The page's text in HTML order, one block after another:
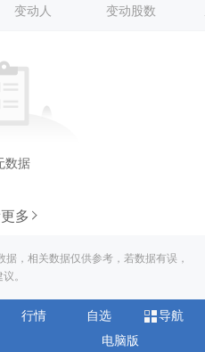
变动人 变动股数
数据
多
，相关数据仅供参考，若数据有误，
。
行情 自选
导航
电脑版